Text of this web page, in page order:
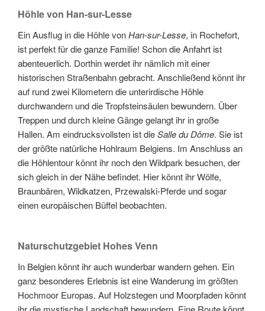
Höhle von Han-sur-Lesse
Ein Ausflug in die Höhle vonHan-sur-Lesse, in Rochefort,
ist perfekt für die ganze Familie! Schon die Anfahrt ist
abenteuerlich. Dorthin werdet ihr nämlich mit einer
historischen Straßenbahn gebracht. Anschließend könnt ihr
auf rund zwei Kilometern die unterirdische Höhle
durchwandern und die Tropfsteinsäulen bewundern. Über
Treppen und durch kleine Gänge gelangt ihr in große
Hallen. Am eindrucksvollsten ist dieSalle du Dôme. Sie ist
der größte natürliche Hohlraum Belgiens. Im Anschluss an
die Höhlentour könnt ihr noch den Wildpark besuchen, der
sich gleich in der Nähe befindet. Hier könnt ihr Wölfe,
Braunbären, Wildkatzen, Przewalski-Pferde und sogar
einen europäischen Büffel beobachten.
Naturschutzgebiet Hohes Venn
In Belgien könnt ihr auch wunderbar wandern gehen. Ein
ganz besonderes Erlebnis ist eine Wanderung im größten
Hochmoor Europas. Auf Holzstegen und Moorpfaden könnt